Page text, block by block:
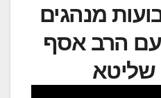
מנהגים
הרב אסף
שליטא